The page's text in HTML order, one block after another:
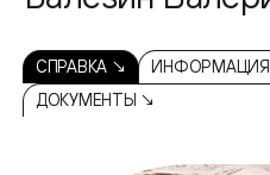
СПРАВКА ↘
ДОКУМЕНТЫ ↘